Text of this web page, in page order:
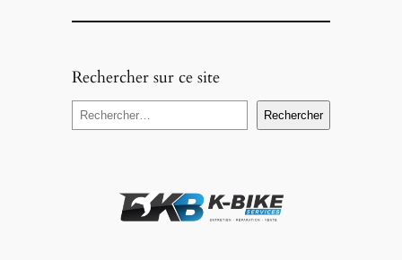
Rechercher sur ce site
e
Rechercher